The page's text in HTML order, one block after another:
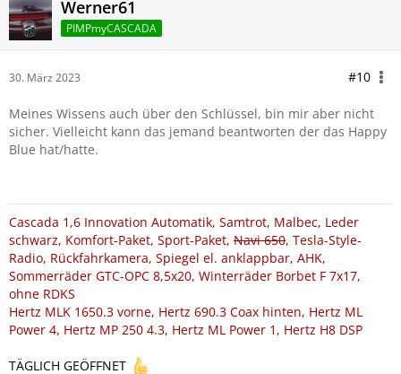
Werner61
PIMPmyCASCADA
30. März 2023 #10
Meines Wissens auch über den Schlüssel, bin mir aber nicht
sicher. Vielleicht kann das jemand beantworten der das Happy
Blue hat/hatte.
Cascada 1,6 Innovation Automatik, Samtrot, Malbec, Leder
schwarz, Komfort-Paket, Sport-Paket, Navi 650, Tesla-Style-
Radio, Rückfahrkamera, Spiegel el. anklappbar, AHK,
Sommerräder GTC-OPC 8,5x20, Winterräder Borbet F 7x17,
ohne RDKS
Hertz MLK 1650.3 vorne, Hertz 690.3 Coax hinten, Hertz ML
Power 4, Hertz MP 250 4.3, Hertz ML Power 1, Hertz H8 DSP
TÄGLICH GEÖFFNET